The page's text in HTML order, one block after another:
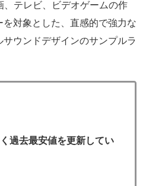
、テレビ、ビデオゲームの作
対象とした、直感的で強力な
ウンドデザインのサンプルラ
過去最安値を更新してい